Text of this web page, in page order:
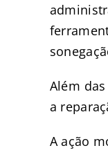
Além
a
A ação